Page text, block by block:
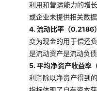
利用和营运能力的增
或企业未提供相关数据
4. 流动比率（0.2186
变为现金的用于偿还
是流动资产是流动负
5. 平均净资产收益率
利润除以净资产得到